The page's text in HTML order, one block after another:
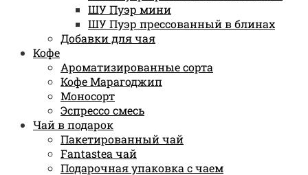
ШУ Пуэр мини
ШУ Пуэр прессованный в блинах
Добавки для чая
Кофе
Ароматизированные сорта
Кофе Марагоджип
Моносорт
Эспрессо смесь
Чай в подарок
Пакетированный чай
Fantastea чай
Подарочная упаковка с чаем